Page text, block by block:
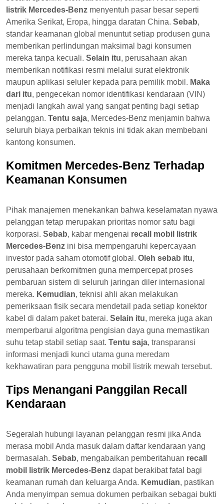
listrik Mercedes-Benz menyentuh pasar besar seperti
Amerika Serikat, Eropa, hingga daratan China. Sebab,
standar keamanan global menuntut setiap produsen guna
memberikan perlindungan maksimal bagi konsumen
mereka tanpa kecuali. Selain itu, perusahaan akan
memberikan notifikasi resmi melalui surat elektronik
maupun aplikasi seluler kepada para pemilik mobil. Maka
dari itu, pengecekan nomor identifikasi kendaraan (VIN)
menjadi langkah awal yang sangat penting bagi setiap
pelanggan. Tentu saja, Mercedes-Benz menjamin bahwa
seluruh biaya perbaikan teknis ini tidak akan membebani
kantong konsumen.
Komitmen Mercedes-Benz Terhadap
Keamanan Konsumen
Pihak manajemen menekankan bahwa keselamatan nyawa
pelanggan tetap merupakan prioritas nomor satu bagi
korporasi. Sebab, kabar mengenai recall mobil listrik
Mercedes-Benz ini bisa mempengaruhi kepercayaan
investor pada saham otomotif global. Oleh sebab itu,
perusahaan berkomitmen guna mempercepat proses
pembaruan sistem di seluruh jaringan diler internasional
mereka. Kemudian, teknisi ahli akan melakukan
pemeriksaan fisik secara mendetail pada setiap konektor
kabel di dalam paket baterai. Selain itu, mereka juga akan
memperbarui algoritma pengisian daya guna memastikan
suhu tetap stabil setiap saat. Tentu saja, transparansi
informasi menjadi kunci utama guna meredam
kekhawatiran para pengguna mobil listrik mewah tersebut.
Tips Menangani Panggilan Recall
Kendaraan
Segeralah hubungi layanan pelanggan resmi jika Anda
merasa mobil Anda masuk dalam daftar kendaraan yang
bermasalah. Sebab, mengabaikan pemberitahuan recall
mobil listrik Mercedes-Benz dapat berakibat fatal bagi
keamanan rumah dan keluarga Anda. Kemudian, pastikan
Anda menyimpan semua dokumen perbaikan sebagai bukti